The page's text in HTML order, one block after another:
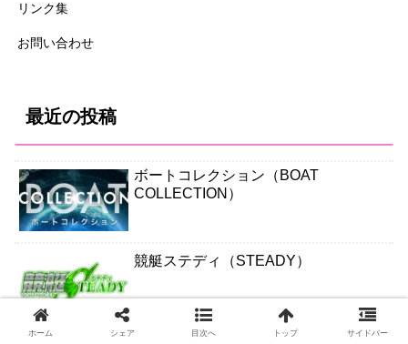
リンク集
お問い合わせ
最近の投稿
ボートコレクション（BOAT
COLLECTION）
競艇ステディ（STEADY）
ホーム シェア 目次へ トップ サイドバー